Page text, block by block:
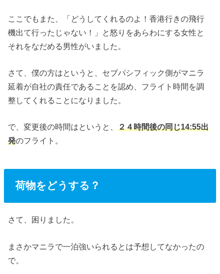
ここでもまた、「どうしてくれるのよ！香港行きの飛行
機出て行ったじゃない！」と怒りをあらわにする女性と
それをなだめる男性がいました。
さて、僕の方はというと、セブパシフィック側がマニラ
延着が自社の責任であることを認め、フライト時間を調
整してくれることになりました。
で、変更後の時間はというと、２４時間後の同じ14:55出
発のフライト。
荷物をどうする？
さて、困りました。
まさかマニラで一泊強いられるとは予想してなかったの
で。